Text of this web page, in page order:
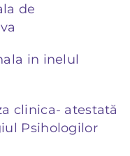
de
in inelul
clinica- atestată
Psihologilor